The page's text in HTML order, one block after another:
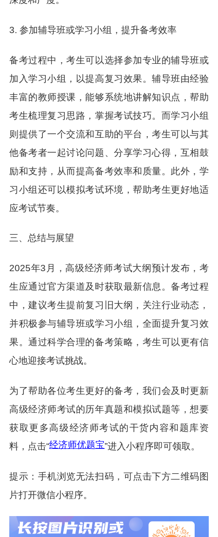
3. 参加辅导班或学习小组，提升备考效率
备考过程中，考生可以选择参加专业的辅导班或
加入学习小组，以提高复习效果。辅导班由经验
丰富的教师授课，能够系统地讲解知识点，帮助
考生梳理复习思路，掌握考试技巧。而学习小组
则提供了一个交流和互助的平台，考生可以与其
他备考者一起讨论问题、分享学习心得，互相鼓
励和支持，从而提高备考效率和质量。此外，学
习小组还可以模拟考试环境，帮助考生更好地适
应考试节奏。
三、总结与展望
2025年3月，高级经济师考试大纲预计发布，考
生应通过官方渠道及时获取最新信息。备考过程
中，建议考生提前复习旧大纲，关注行业动态，
并积极参与辅导班或学习小组，全面提升复习效
果。通过科学合理的备考策略，考生可以更有信
心地迎接考试挑战。
为了帮助各位考生更好的备考，我们会及时更新
高级经济师考试的历年真题和模拟试题等，想要
获取更多高级经济师考试的干货内容和题库资
料，点击“经济师优题宝”进入小程序即可领取。
提示：手机浏览无法扫码，可点击下方二维码图
片打开微信小程序。